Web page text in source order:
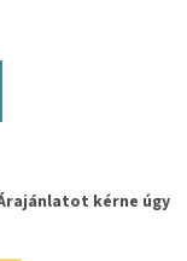
kérne úgy